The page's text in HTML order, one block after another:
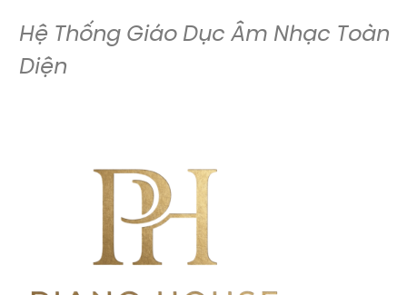
Hệ Thống Giáo Dục Âm Nhạc Toàn
Diện